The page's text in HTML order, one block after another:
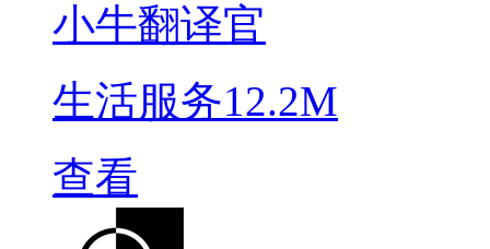
小牛翻译官
生活服务12.2M
查看